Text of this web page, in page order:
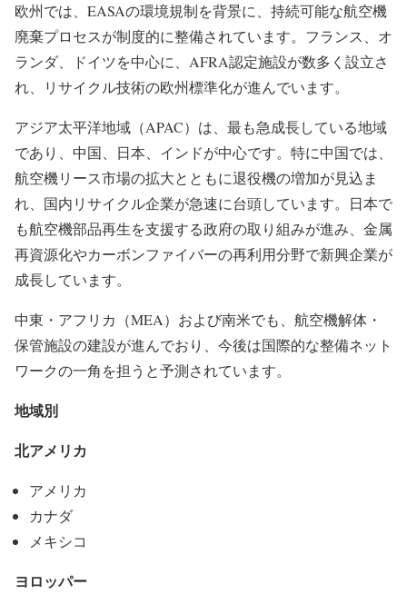
欧州では、EASAの環境規制を背景に、持続可能な航空機
廃棄プロセスが制度的に整備されています。フランス、オ
ランダ、ドイツを中心に、AFRA認定施設が数多く設立さ
れ、リサイクル技術の欧州標準化が進んでいます。
アジア太平洋地域（APAC）は、最も急成長している地域
であり、中国、日本、インドが中心です。特に中国では、
航空機リース市場の拡大とともに退役機の増加が見込ま
れ、国内リサイクル企業が急速に台頭しています。日本で
も航空機部品再生を支援する政府の取り組みが進み、金属
再資源化やカーボンファイバーの再利用分野で新興企業が
成長しています。
中東・アフリカ（MEA）および南米でも、航空機解体・
保管施設の建設が進んでおり、今後は国際的な整備ネット
ワークの一角を担うと予測されています。
地域別
北アメリカ
アメリカ
カナダ
メキシコ
ヨロッパー